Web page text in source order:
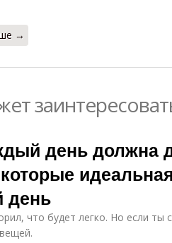
→
день должна
день
что будет легко. Но если ты